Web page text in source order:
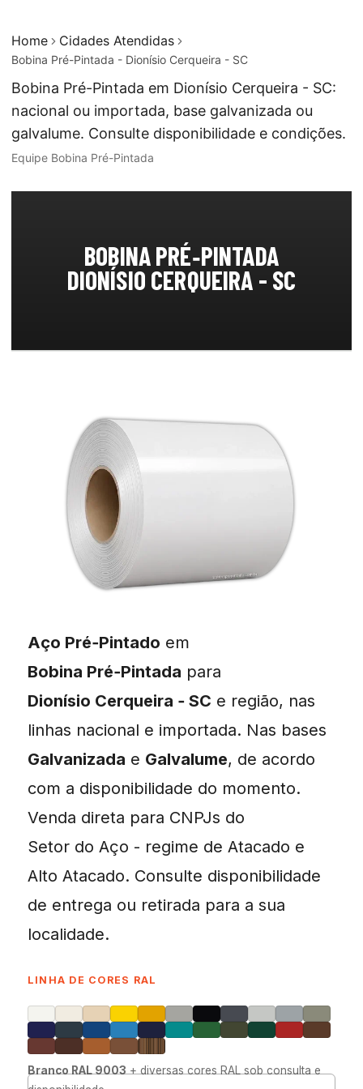
Home Cidades Atendidas
Bobina Pré-Pintada - Dionísio Cerqueira - SC
Bobina Pré-Pintada em Dionísio Cerqueira - SC:
nacional ou importada, base galvanizada ou
galvalume. Consulte disponibilidade e condições.
Equipe Bobina Pré-Pintada
BOBINA PRÉ‑PINTADA
DIONÍSIO CERQUEIRA - SC
Aço Pré‑Pintado em
Bobina Pré‑Pintada para
Dionísio Cerqueira ‑ SC e região, nas
linhas nacional e importada. Nas bases
Galvanizada e Galvalume, de acordo
com a disponibilidade do momento.
Venda direta para CNPJs do
Setor do Aço - regime de Atacado e
Alto Atacado. Consulte disponibilidade
de entrega ou retirada para a sua
localidade.
LINHA DE CORES RAL
Branco RAL 9003 + diversas cores RAL sob consulta e